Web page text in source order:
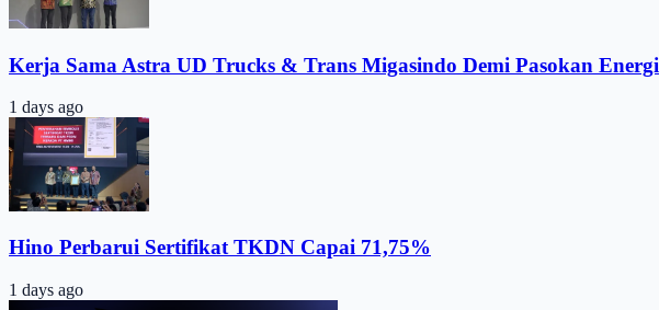
Kerja Sama Astra UD Trucks & Trans Migasindo Demi Pasokan Energi
1 days ago
Hino Perbarui Sertifikat TKDN Capai 71,75%
1 days ago